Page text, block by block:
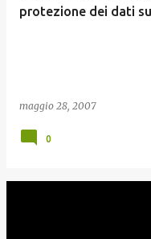
protezione dei dati
maggio 28, 2007
0